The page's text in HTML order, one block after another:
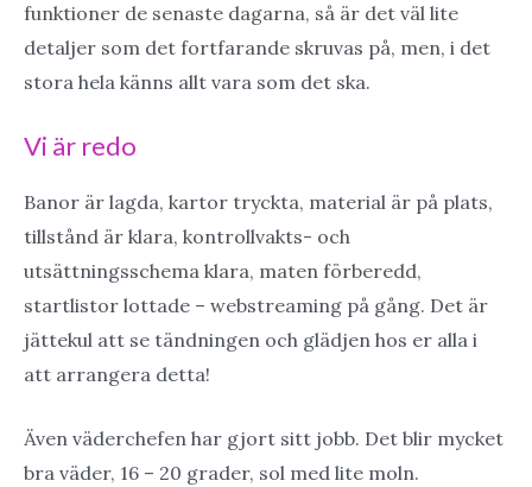
funktioner de senaste dagarna, så är det väl lite
detaljer som det fortfarande skruvas på, men, i det
stora hela känns allt vara som det ska.
Vi är redo
Banor är lagda, kartor tryckta, material är på plats,
tillstånd är klara, kontrollvakts- och
utsättningsschema klara, maten förberedd,
startlistor lottade – webstreaming på gång. Det är
jättekul att se tändningen och glädjen hos er alla i
att arrangera detta!
Även väderchefen har gjort sitt jobb. Det blir mycket
bra väder, 16 – 20 grader, sol med lite moln.